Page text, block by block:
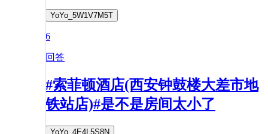
YoYo_5W1V7M5T
6
回答
#索菲顿酒店(西安钟鼓楼大差市地
铁站店)#是不是房间太小了
YoYo_4E4L5S8N